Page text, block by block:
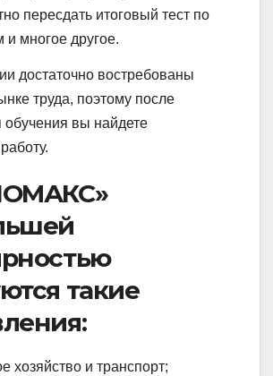
пересдать итоговый тест по
и многое другое.
достаточно востребованы
труда, поэтому после
обучения вы найдете
такие
хозяйство и транспорт;